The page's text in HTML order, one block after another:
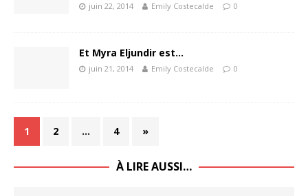
juin 22, 2014 Emily Costecalde 0
Et Myra Eljundir est…
juin 21, 2014 Emily Costecalde 0
1 2 … 4 »
À LIRE AUSSI…